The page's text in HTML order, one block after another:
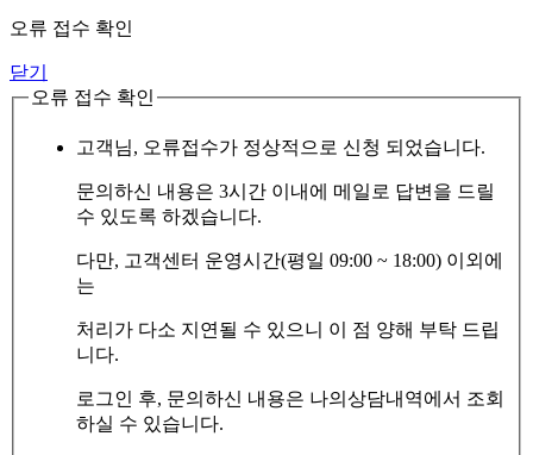
오류 접수 확인
닫기
오류 접수 확인
고객님, 오류접수가 정상적으로 신청 되었습니다.
문의하신 내용은 3시간 이내에 메일로 답변을 드릴
수 있도록 하겠습니다.
다만, 고객센터 운영시간(평일 09:00 ~ 18:00) 이외에
는
처리가 다소 지연될 수 있으니 이 점 양해 부탁 드립
니다.
로그인 후, 문의하신 내용은 나의상담내역에서 조회
하실 수 있습니다.